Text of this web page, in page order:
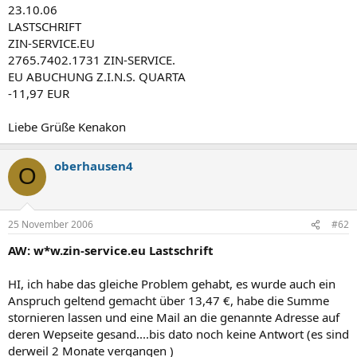
23.10.06
LASTSCHRIFT
ZIN-SERVICE.EU
2765.7402.1731 ZIN-SERVICE.
EU ABUCHUNG Z.I.N.S. QUARTA
-11,97 EUR
Liebe Grüße Kenakon
O oberhausen4
25 November 2006 #62
AW: w*w.zin-service.eu Lastschrift
HI, ich habe das gleiche Problem gehabt, es wurde auch ein
Anspruch geltend gemacht über 13,47 €, habe die Summe
stornieren lassen und eine Mail an die genannte Adresse auf
deren Wepseite gesand....bis dato noch keine Antwort (es sind
derweil 2 Monate vergangen )